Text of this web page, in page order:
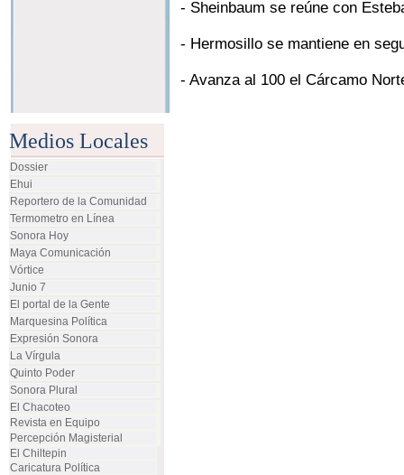
Medios Locales
Dossier
Ehui
Reportero de la Comunidad
Termometro en Línea
Sonora Hoy
Maya Comunicación
Vórtice
Junio 7
El portal de la Gente
Marquesina Política
Expresión Sonora
La Vírgula
Quinto Poder
Sonora Plural
El Chacoteo
Revista en Equipo
Percepción Magisterial
El Chiltepin
Caricatura Política
- Sheinbaum se reúne con
- Hermosillo se mantiene en
- Avanza al 100 el Cárcamo